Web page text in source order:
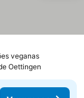
veganas
Oettingen